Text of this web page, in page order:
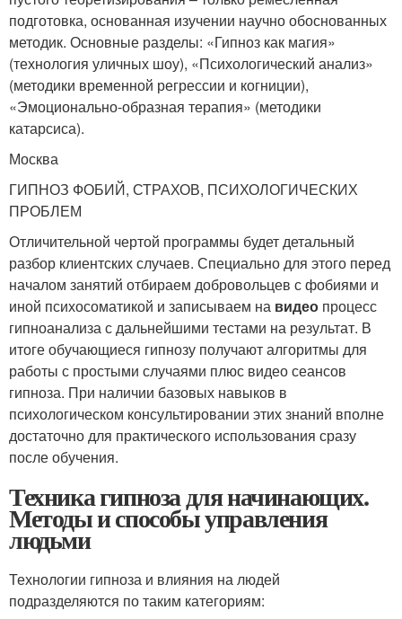
подготовка, основанная изучении научно обоснованных
методик. Основные разделы: «Гипноз как магия»
(технология уличных шоу), «Психологический анализ»
(методики временной регрессии и когниции),
«Эмоционально-образная терапия» (методики
катарсиса).
Москва
ГИПНОЗ ФОБИЙ, СТРАХОВ, ПСИХОЛОГИЧЕСКИХ
ПРОБЛЕМ
Отличительной чертой программы будет детальный
разбор клиентских случаев. Специально для этого перед
началом занятий отбираем добровольцев с фобиями и
иной психосоматикой и записываем на видео процесс
гипноанализа с дальнейшими тестами на результат. В
итоге обучающиеся гипнозу получают алгоритмы для
работы с простыми случаями плюс видео сеансов
гипноза. При наличии базовых навыков в
психологическом консультировании этих знаний вполне
достаточно для практического использования сразу
после обучения.
Техника гипноза для начинающих.
Методы и способы управления
людьми
Технологии гипноза и влияния на людей
подразделяются по таким категориям: